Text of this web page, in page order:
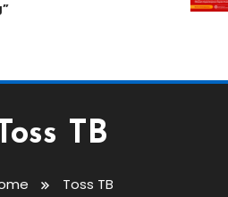
Toss TB
Toss TB